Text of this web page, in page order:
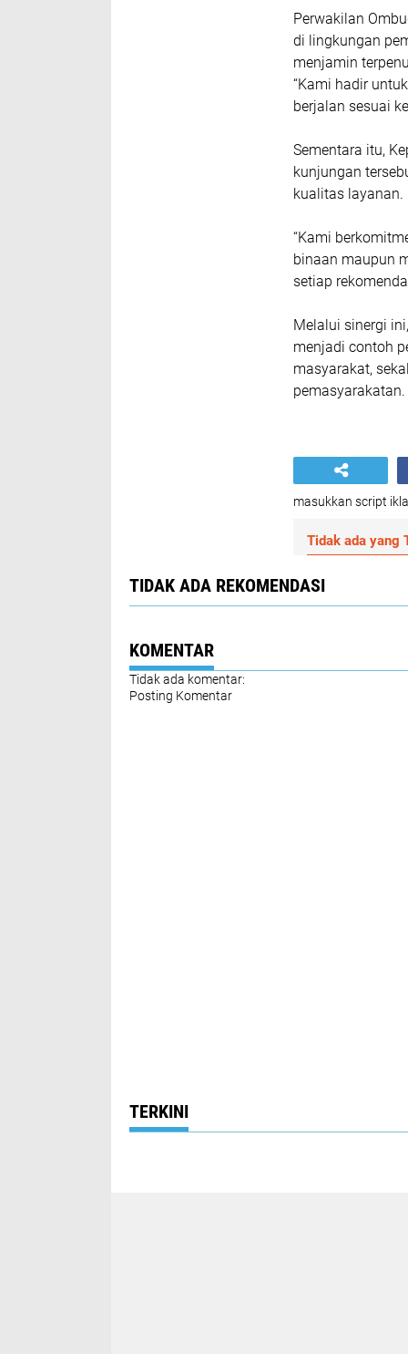
Perwakilan
di lingkungan
menjamin
“Kami hadir
berjalan sesuai
Sementara itu,
kunjungan
kualitas layanan.
“Kami
binaan maupun
setiap
Melalui sinergi
menjadi contoh
masyarakat,
masukkan script
Tidak ada yang
TIDAK ADA REKOMENDASI
KOMENTAR
Tidak ada komentar:
Posting Komentar
TERKINI